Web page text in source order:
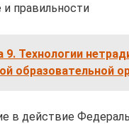
и правильности
9. Технологии
образовательной
в действие